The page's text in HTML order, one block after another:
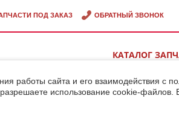
работы сайта и его взаимодействия с
использование cookie-файлов.
ПОД ЗАКАЗ ОБРАТНЫЙ ЗВОНОК
КАТАЛОГ